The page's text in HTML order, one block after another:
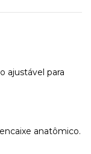
ajustável para
anatômico.